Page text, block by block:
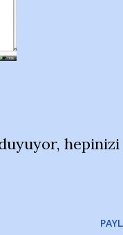
hepinizi